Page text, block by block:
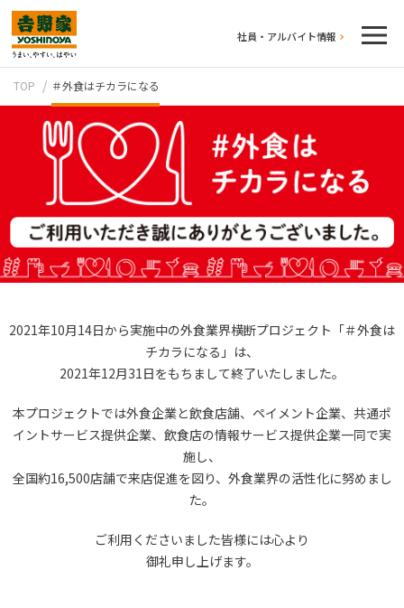
社員・アルバイト情報
テイクアウト
TOP ＃外食はチカラになる
2021年10月14日から実施中の外食業界横断プロジェクト「＃外食は
チカラになる」は、
2021年12月31日をもちまして終了いたしました。
本プロジェクトでは外食企業と飲食店舗、ペイメント企業、共通ポ
イントサービス提供企業、飲食店の情報サービス提供企業一同で実
施し、
全国約16,500店舗で来店促進を図り、外食業界の活性化に努めまし
た。
ご利用くださいました皆様には心より
御礼申し上げます。